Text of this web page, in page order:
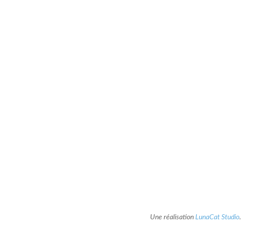
Une réalisation LunaCat Studio.